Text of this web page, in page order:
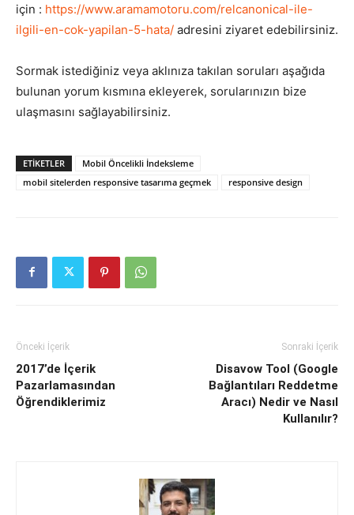
için : https://www.aramamotoru.com/relcanonical-ile-
ilgili-en-cok-yapilan-5-hata/ adresini ziyaret edebilirsiniz.
Sormak istediğiniz veya aklınıza takılan soruları aşağıda
bulunan yorum kısmına ekleyerek, sorularınızın bize
ulaşmasını sağlayabilirsiniz.
ETIKETLER
Mobil Öncelikli İndeksleme
mobil sitelerden responsive tasarıma geçmek
responsive design
Önceki İçerik
2017’de İçerik
Pazarlamasından
Öğrendiklerimiz
Sonraki İçerik
Disavow Tool (Google
Bağlantıları Reddetme
Aracı) Nedir ve Nasıl
Kullanılır?